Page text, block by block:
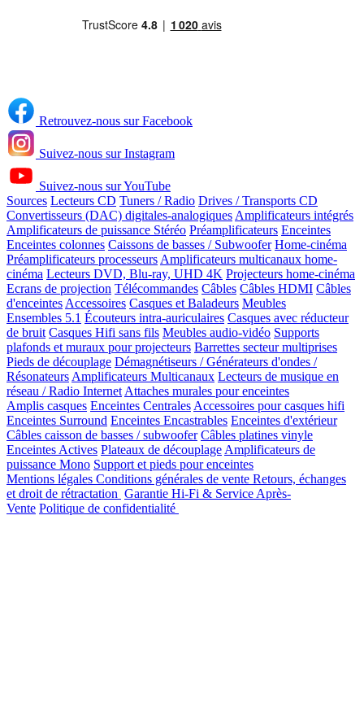
Retrouvez-nous sur Facebook
Suivez-nous sur Instagram
Suivez-nous sur YouTube
Sources Lecteurs CD Tuners / Radio Drives / Transports CD
Convertisseurs (DAC) digitales-analogiques Amplificateurs intégrés
Amplificateurs de puissance Stéréo Préamplificateurs Enceintes
Enceintes colonnes Caissons de basses / Subwoofer Home-cinéma
Préamplificateurs processeurs Amplificateurs multicanaux home-
cinéma Lecteurs DVD, Blu-ray, UHD 4K Projecteurs home-cinéma
Ecrans de projection Télécommandes Câbles Câbles HDMI Câbles
d'enceintes Accessoires Casques et Baladeurs Meubles
Ensembles 5.1 Écouteurs intra-auriculaires Casques avec réducteur
de bruit Casques Hifi sans fils Meubles audio-vidéo Supports
plafonds et muraux pour projecteurs Barrettes secteur multiprises
Pieds de découplage Démagnétiseurs / Générateurs d'ondes /
Résonateurs Amplificateurs Multicanaux Lecteurs de musique en
réseau / Radio Internet Attaches murales pour enceintes
Amplis casques Enceintes Centrales Accessoires pour casques hifi
Enceintes Surround Enceintes Encastrables Enceintes d'extérieur
Câbles caisson de basses / subwoofer Câbles platines vinyle
Enceintes Actives Plateaux de découplage Amplificateurs de
puissance Mono Support et pieds pour enceintes
Mentions légales Conditions générales de vente Retours, échanges
et droit de rétractation Garantie Hi-Fi & Service Après-
Vente Politique de confidentialité